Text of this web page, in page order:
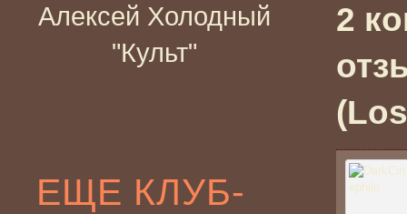
Алексей Холодный
"Культ"
ЕЩЕ КЛУБ-
2